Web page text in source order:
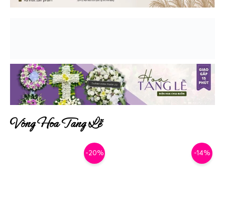
Vòng Hoa Tang Lễ
-20% -14%